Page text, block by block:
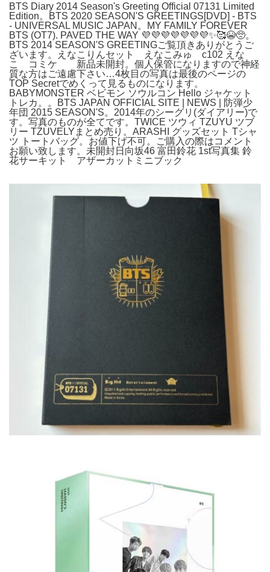
BTS Diary 2014 Season's Greeting Official 07131 Limited
Edition。BTS 2020 SEASON'S GREETINGS[DVD] - BTS
- UNIVERSAL MUSIC JAPAN。MY FAMILY FOREVER
BTS (OT7). PAVED THE WAY 💜💜💜💜💜💜💜✨🥰😭🥺。
BTS 2014 SEASON'S GREETINGご覧頂きありがとうご
ざいます。えなこりんセット えなこみゅ c102 えな
こ コミケ 新品未開封。個人保管になりますので神経
質な方はご遠慮下さい…4枚目の写真は最後のページの
TOP Secretでめくって見るものになります。
BABYMONSTER ベビモン ソウルコン Hello ジャケット
トレカ。。BTS JAPAN OFFICIAL SITE | NEWS | 防弾少
年団 2015 SEASON'S。2014年のシーグリ(ダイアリー)で
す。写真のものが全てです。TWICE ツウィ TZUYU ツブ
リー TZUVELYまとめ売り。ARASHI グッズセット Tシャ
ツ トートバッグ。お値下げ不可。ご購入の際はコメント
お願い致します。未開封日向坂46 富田鈴花 1st写真集 鈴
花サーキット アザーカットミニブック